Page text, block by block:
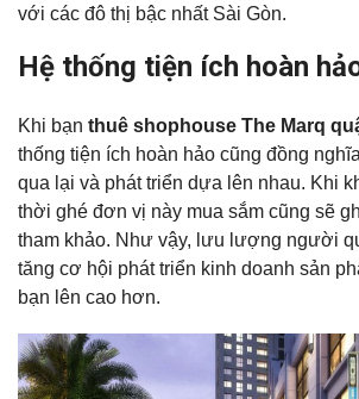
với các đô thị bậc nhất Sài Gòn.
Hệ thống tiện ích hoàn
Khi bạn thuê shophouse The Marq
thống tiện ích hoàn hảo cũng đồng
qua lại và phát triển dựa lên nhau. Khi
thời ghé đơn vị này mua sắm cũng sẽ
tham khảo. Như vậy, lưu lượng người
tăng cơ hội phát triển kinh doanh sản
bạn lên cao hơn.